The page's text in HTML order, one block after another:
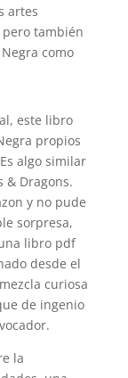
artes
también
como
este libro
propios
algo similar
& Dragons.
y no pude
sorpresa,
libro pdf
desde el
curiosa
de ingenio
la